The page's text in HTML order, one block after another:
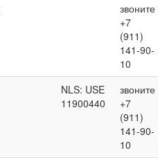
звоните
+7
(911)
141-90-
10
NLS: USE
11900440
звоните
+7
(911)
141-90-
10